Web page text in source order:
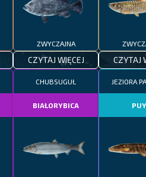
ZWYCZAJNA
CZYTAJ WIĘCEJ CZYTAJ
CHUBSUGUŁ
BIAŁORYBICA
JEZIORA